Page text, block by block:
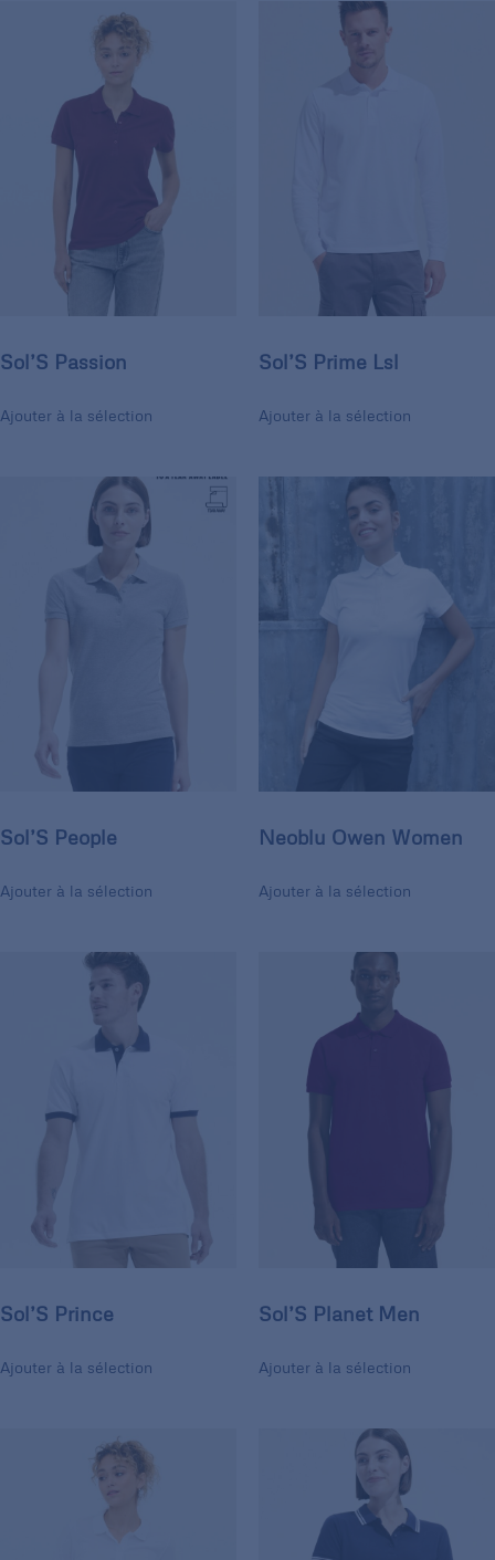
Sol’S Passion
Ajouter à la sélection
Sol’S Prime Lsl
Ajouter à la sélection
Sol’S People
Ajouter à la sélection
Neoblu Owen Women
Ajouter à la sélection
Sol’S Prince
Ajouter à la sélection
Sol’S Planet Men
Ajouter à la sélection